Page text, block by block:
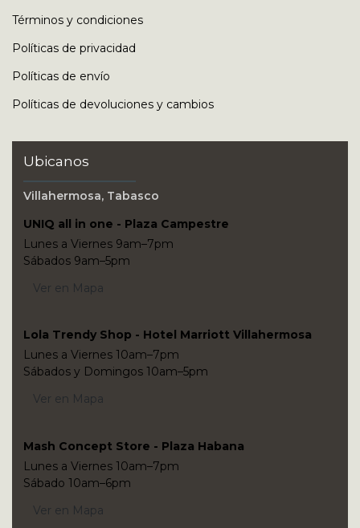
Términos y condiciones
Políticas de privacidad
Políticas de envío
Políticas de devoluciones y cambios
Ubicanos
Villahermosa, Tabasco
UNIQ all in one - Plaza Campestre
Lunes a Viernes 9am–7pm
Sábados 9am–5pm
Ver en Mapa
Lola Trendy Shop - Hotel Marriott Villahermosa
Lunes a Viernes 10am–7pm
Sábados y Domingos 10am–5pm
Ver en Mapa
Mash Concept Store - Plaza Habana
Lunes a Viernes 10am–7pm
Sábado 10am–6pm
Ver en Mapa